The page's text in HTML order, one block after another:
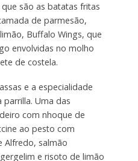
são as batatas fritas
de parmesão,
Buffalo Wings, que
envolvidas no molho
de costela.
e a especialidade
parrilla. Uma das
com nhoque de
ao pesto com
Alfredo, salmão
e risoto de limão